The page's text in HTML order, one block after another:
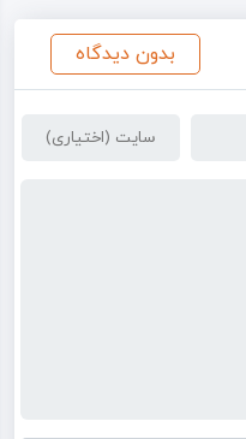
بدون دیدگاه